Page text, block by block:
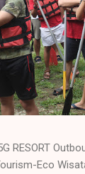
RESORT
Eco